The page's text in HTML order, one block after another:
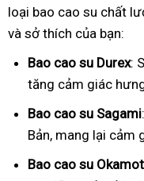
loại bao cao su chất
và sở thích của bạn:
Bao cao su Durex:
tăng cảm giác
Bao cao su Sagami
Bản, mang lại cảm
Bao cao su